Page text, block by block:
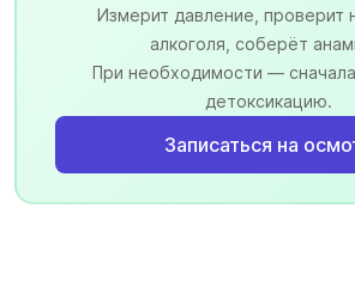
Измерит давление, проверит
алкоголя, соберёт
При необходимости —
детоксикацию.
Записаться на